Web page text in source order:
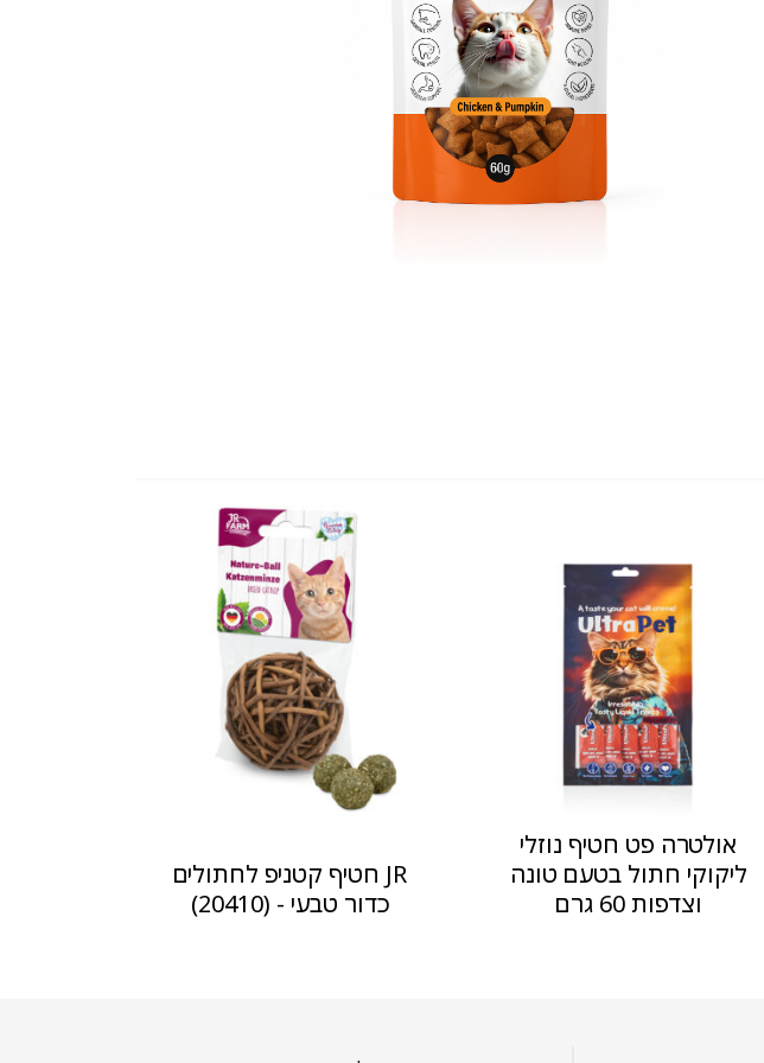
אולטרה פט חטיף נוזלי
ליקוקי חתול בטעם טונה
וצדפות 60 גרם
JR חטיף קטניפ לחתולים
כדור טבעי - (20410)